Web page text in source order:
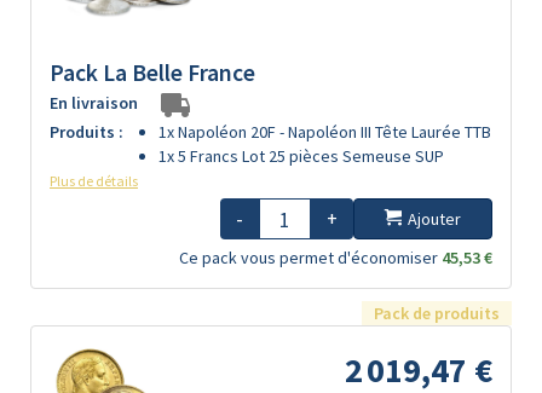
Pack La Belle France
En livraison
Produits :
1x Napoléon 20F - Napoléon III Tête Laurée TTB
1x 5 Francs Lot 25 pièces Semeuse SUP
Plus de détails
- +
Ajouter
Ce pack vous permet d'économiser 45,53 €
Pack de produits
2 019,47 €